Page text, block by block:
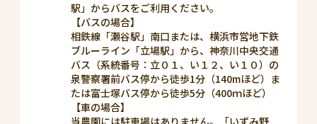
駅」からバスをご利用ください。
【バスの場合】
相鉄線「瀬谷駅」南口または、横浜市営地下鉄
ブルーライン「立場駅」から、神奈川中央交通
バス（系統番号：立０１、い１２、い１０）の
泉警察署前バス停から徒歩1分（140mほど）ま
たは富士塚バス停から徒歩5分（400ｍほど）
【車の場合】